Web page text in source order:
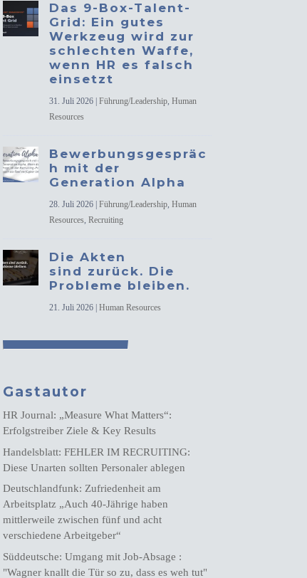
Das 9-Box-Talent-
Grid: Ein gutes
Werkzeug wird zur
schlechten Waffe,
wenn HR es falsch
einsetzt
31. Juli 2026 |Führung/Leadership,Human
Resources
Bewerbungsgespräc
h mit der
Generation Alpha
28. Juli 2026 |Führung/Leadership,Human
Resources,Recruiting
Die Akten
sind zurück. Die
Probleme bleiben.
21. Juli 2026 |Human Resources
Gastautor
HR Journal: „Measure What Matters“:
Erfolgstreiber Ziele & Key Results
Handelsblatt: FEHLER IM RECRUITING:
Diese Unarten sollten Personaler ablegen
Deutschlandfunk: Zufriedenheit am
Arbeitsplatz „Auch 40-Jährige haben
mittlerweile zwischen fünf und acht
verschiedene Arbeitgeber“
Süddeutsche: Umgang mit Job-Absage :
"Wagner knallt die Tür so zu, dass es weh tut"